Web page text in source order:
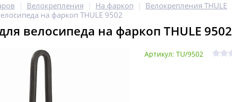
Велокрепления На фаркоп
Велокрепления THULE
на фаркоп THULE 9502
велосипеда на фаркоп THULE 9502
Артикул: TU/9502